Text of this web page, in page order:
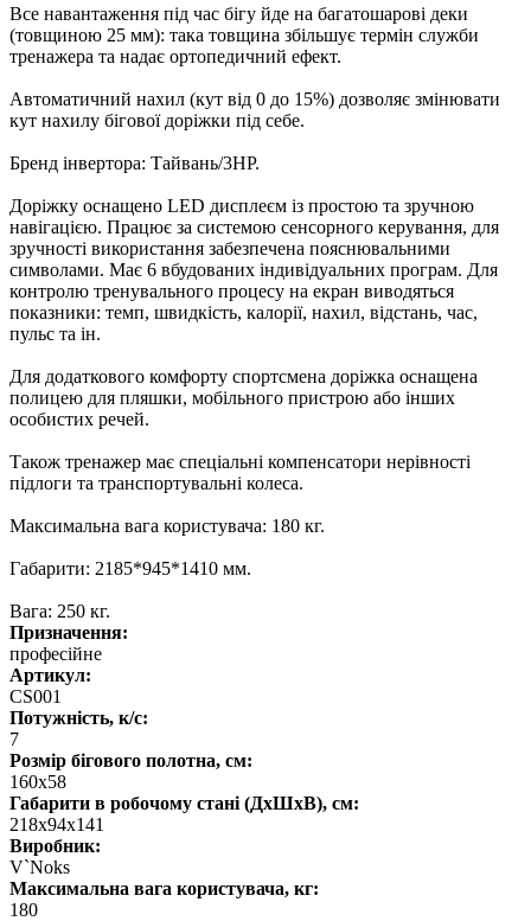
Все навантаження під час бігу йде на багатошарові деки
(товщиною 25 мм): така товщина збільшує термін служби
тренажера та надає ортопедичний ефект.
Автоматичний нахил (кут від 0 до 15%) дозволяє змінювати
кут нахилу бігової доріжки під себе.
Бренд інвертора: Тайвань/3HP.
Доріжку оснащено LED дисплеєм із простою та зручною
навігацією. Працює за системою сенсорного керування, для
зручності використання забезпечена пояснювальними
символами. Має 6 вбудованих індивідуальних програм. Для
контролю тренувального процесу на екран виводяться
показники: темп, швидкість, калорії, нахил, відстань, час,
пульс та ін.
Для додаткового комфорту спортсмена доріжка оснащена
полицею для пляшки, мобільного пристрою або інших
особистих речей.
Також тренажер має спеціальні компенсатори нерівності
підлоги та транспортувальні колеса.
Максимальна вага користувача: 180 кг.
Габарити: 2185*945*1410 мм.
Вага: 250 кг.
Призначення:
професійне
Артикул:
CS001
Потужність, к/с:
7
Розмір бігового полотна, см:
160х58
Габарити в робочому стані (ДхШхВ), см:
218x94x141
Виробник:
V`Noks
Максимальна вага користувача, кг:
180